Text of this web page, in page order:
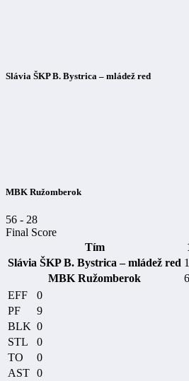
Slávia ŠKP B. Bystrica – mládež red
MBK Ružomberok
56 - 28
Final Score
Tím
Slávia ŠKP B. Bystrica – mládež red
MBK Ružomberok
6
EFF
0
PF
9
BLK 0
STL
0
TO
0
AST 0